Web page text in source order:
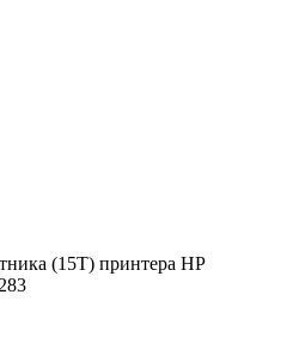
(15Т) принтера HP